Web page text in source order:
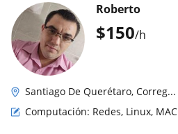
$150/h
Roberto
Santiago De Querétaro, Correg...
Computación: Redes, Linux, MAC